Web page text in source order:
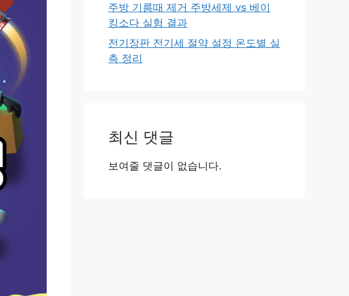
주방 기름때 제거 주방세제 vs 베이
킹소다 실험 결과
전기장판 전기세 절약 설정 온도별 실
측 정리
최신 댓글
보여줄 댓글이 없습니다.